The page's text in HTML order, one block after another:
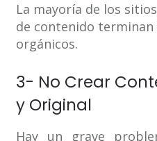
La mayoría de los
de contenido
orgánicos.
3- No Crear
y Original
Hay un grave